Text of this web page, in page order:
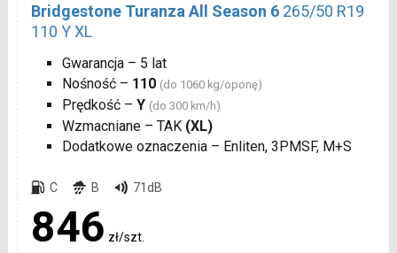
Bridgestone Turanza All Season 6 265/50 R19
110 Y XL
Gwarancja – 5 lat
Nośność – 110 (do 1060 kg/oponę)
Prędkość – Y (do 300 km/h)
Wzmacniane – TAK (XL)
Dodatkowe oznaczenia – Enliten, 3PMSF, M+S
C B 71dB
846 zł/szt.